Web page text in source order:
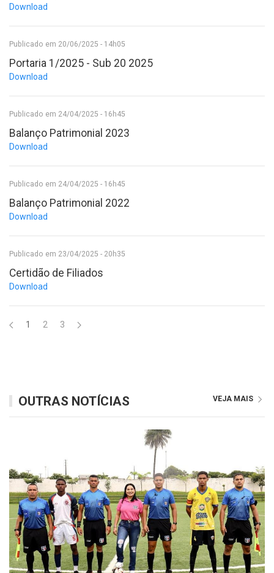
Download
Publicado em 20/06/2025 - 14h05
Portaria 1/2025 - Sub 20 2025
Download
Publicado em 24/04/2025 - 16h45
Balanço Patrimonial 2023
Download
Publicado em 24/04/2025 - 16h45
Balanço Patrimonial 2022
Download
Publicado em 23/04/2025 - 20h35
Certidão de Filiados
Download
1 2 3
OUTRAS NOTÍCIAS VEJA MAIS